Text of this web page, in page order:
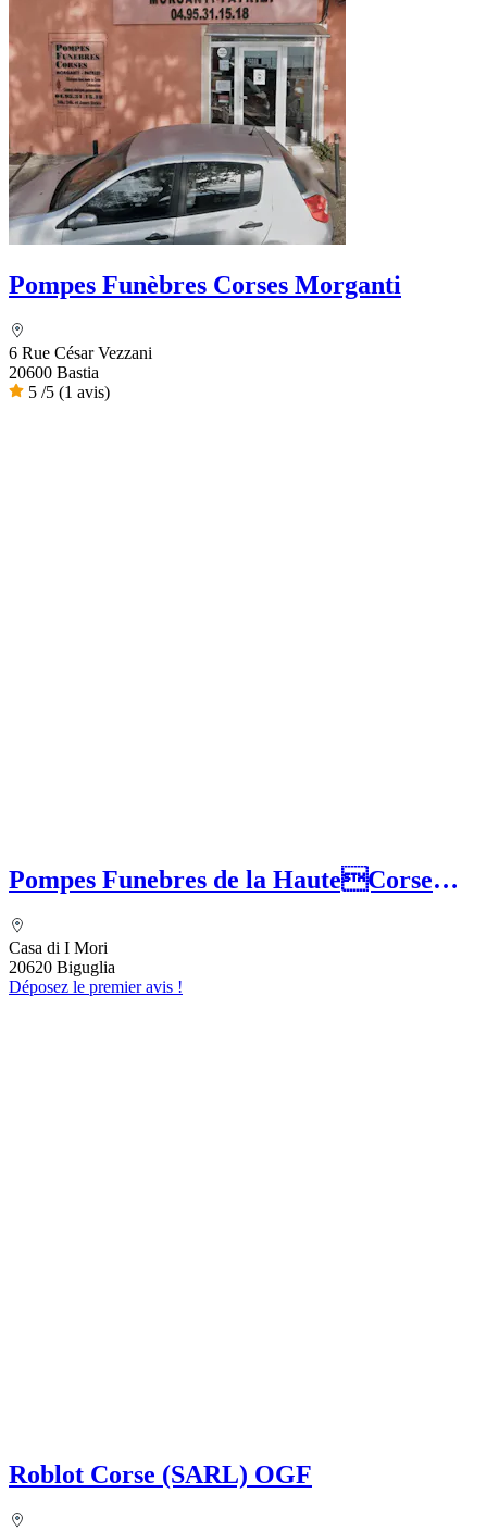
Pompes Funèbres Corses Morganti
6 Rue César Vezzani
20600 Bastia
5 /5 (1 avis)
Pompes Funebres de la HauteCorse
Casa di I Mori
20620 Biguglia
Déposez le premier avis !
Roblot Corse (SARL) OGF